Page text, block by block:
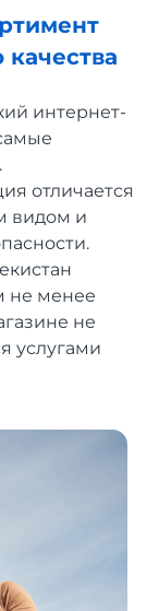
качества
интернет-
.
отличается
видом и
не менее
не
услугами